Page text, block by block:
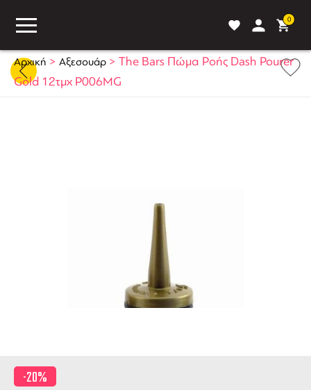
0
Αρχική > Αξεσουάρ > The Bars Πώμα Ροής Dash Pourer
Gold 12τμχ P006MG
-20%